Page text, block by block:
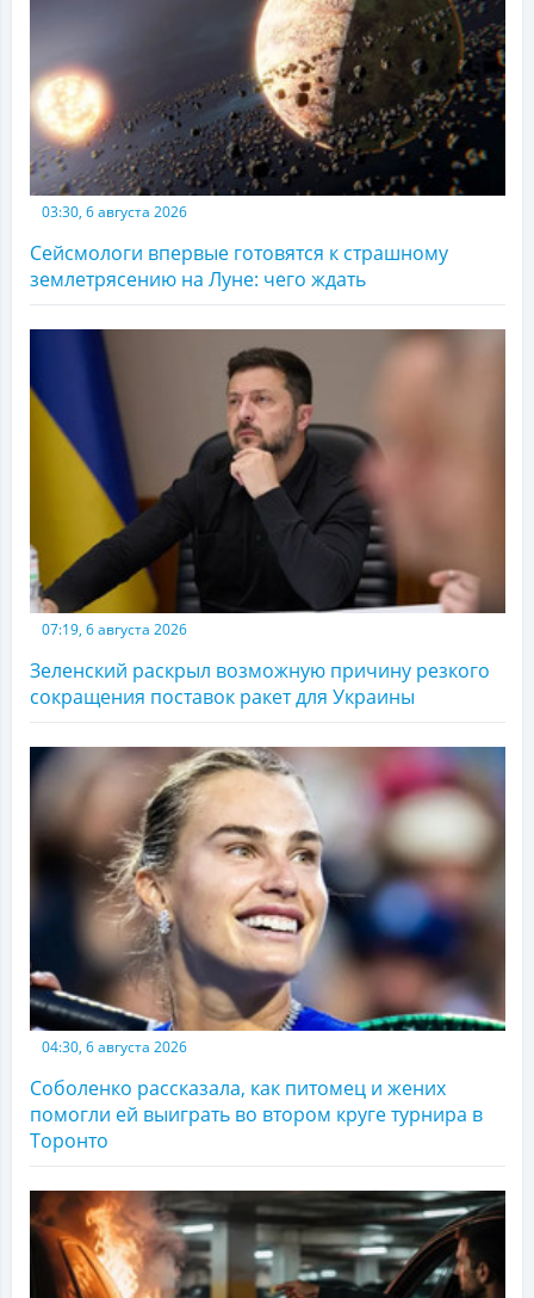
03:30, 6 августа 2026
Сейсмологи впервые готовятся к страшному
землетрясению на Луне: чего ждать
07:19, 6 августа 2026
Зеленский раскрыл возможную причину резкого
сокращения поставок ракет для Украины
04:30, 6 августа 2026
Соболенко рассказала, как питомец и жених
помогли ей выиграть во втором круге турнира в
Торонто